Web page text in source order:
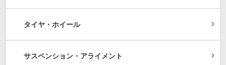
タイヤ・ホイール
サスペンション・アライメント